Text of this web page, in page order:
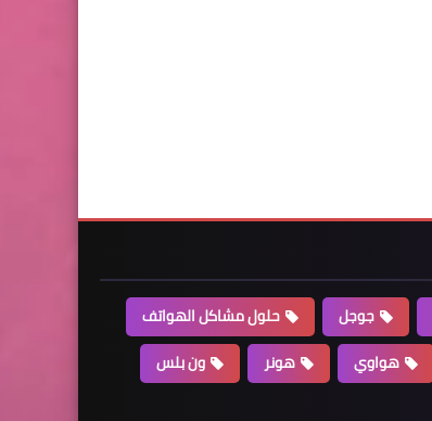
جوجل
حلول مشاكل الهواتف
هواوي هونر
ون بلس